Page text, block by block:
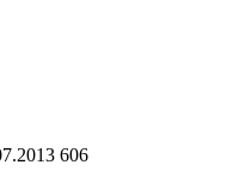
606